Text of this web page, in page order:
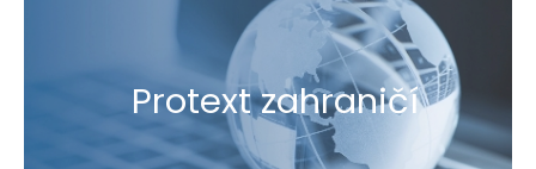
Protext zahraničí